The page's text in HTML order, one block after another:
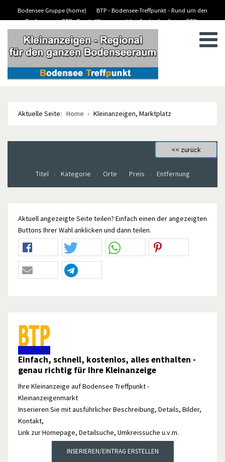
Bodensee Gruppe (home)
BTP - Bodensee-Treffpunkt - Rund um den
Bodensee
BTP - Boote-Wassersport-kaufen/verkaufen
BTP -
BTP - Kleinanzeigen
Aktuelle Seite: Home Kleinanzeigen, Marktplatz
Titel Kategorie Orte Preis Entfernung
Aktuell angezeigte Seite teilen? Einfach einen der angezeigten
Buttons Ihrer Wahl anklicken und dann teilen.
Einfach, schnell, kostenlos, alles enthalten -
genau richtig für Ihre Kleinanzeige
Ihre Kleinanzeige auf Bodensee Treffpunkt -
Kleinanzeigenmarkt
Inserieren Sie mit ausführlicher Beschreibung, Details, Bilder,
Kontakt,
Link zur Homepage, Detailsuche, Umkreissuche u.v.m.
INSERIEREN/EINTRAG ERSTELLEN